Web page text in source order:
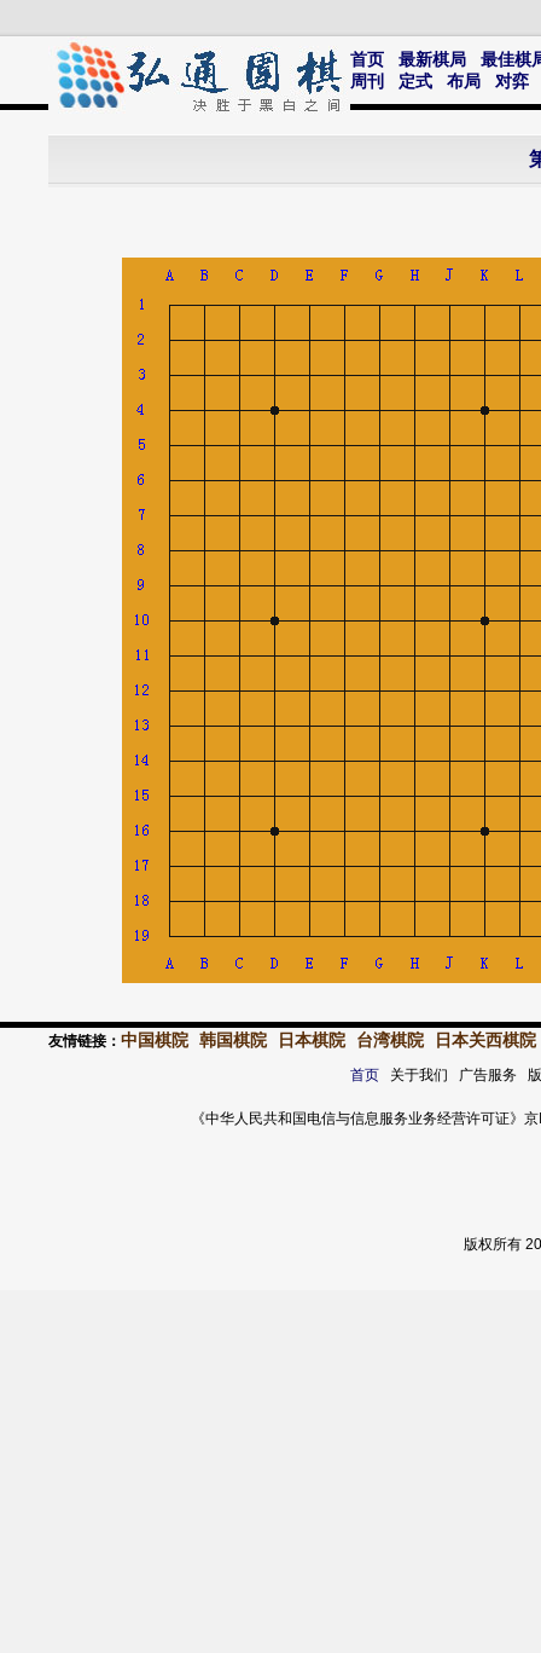
首页 最新棋局
最佳棋
周刊
定式 布局 对弈
友情链接： 中国棋院 韩国棋院 日本棋院 台湾棋院 日本关西棋院
首页关于我们 广告服务
《中华人民共和国电信与信息服务业务经营许可证
版权所有